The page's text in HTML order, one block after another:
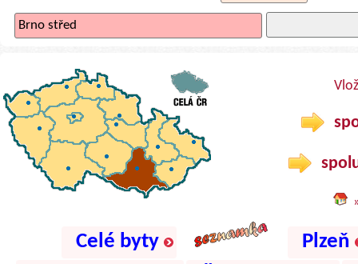
Celé byty
Plzeň